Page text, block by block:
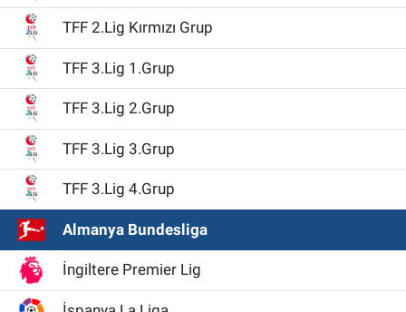
TFF 2.Lig Kırmızı Grup
TFF 3.Lig 1.Grup
TFF 3.Lig 2.Grup
TFF 3.Lig 3.Grup
TFF 3.Lig 4.Grup
Almanya Bundesliga
İngiltere Premier Lig